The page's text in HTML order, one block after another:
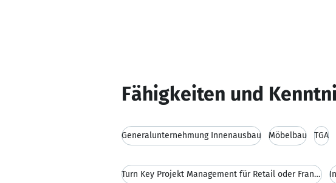
Fähigkeiten und
Generalunternehmung Innenausbau Möbelbau TGA
Turn Key Projekt Management für Retail oder Franch